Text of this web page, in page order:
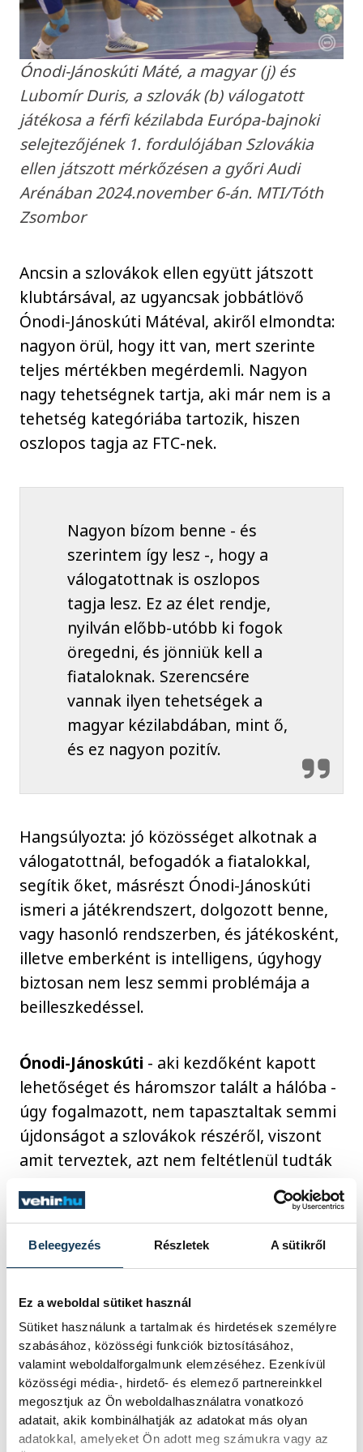
Beleegyezés Részletek A sütikről
Ez a weboldal sütiket használ
Sütiket használunk a tartalmak és hirdetések személyre
szabásához, közösségi funkciók biztosításához,
valamint weboldalforgalmunk elemzéséhez. Ezenkívül
közösségi média-, hirdető- és elemező partnereinkkel
megosztjuk az Ön weboldalhasználatra vonatkozó
adatait, akik kombinálhatják az adatokat más olyan
adatokkal, amelyeket Ön adott meg számukra vagy az
Ónodi-Jánoskúti Máté, a magyar (j) és
Lubomír Duris, a szlovák (b) válogatott
játékosa a férfi kézilabda Európa-bajnoki
selejtezőjének 1. fordulójában Szlovákia
ellen játszott mérkőzésen a győri Audi
Arénában 2024.november 6-án. MTI/Tóth
Zsombor
Ancsin a szlovákok ellen együtt játszott
klubtársával, az ugyancsak jobbátlövő
Ónodi-Jánoskúti Mátéval, akiről elmondta:
nagyon örül, hogy itt van, mert szerinte
teljes mértékben megérdemli. Nagyon
nagy tehetségnek tartja, aki már nem is a
tehetség kategóriába tartozik, hiszen
oszlopos tagja az FTC-nek.
Nagyon bízom benne - és
szerintem így lesz -, hogy a
válogatottnak is oszlopos
tagja lesz. Ez az élet rendje,
nyilván előbb-utóbb ki fogok
öregedni, és jönniük kell a
fiataloknak. Szerencsére
vannak ilyen tehetségek a
magyar kézilabdában, mint ő,
és ez nagyon pozitív.
Hangsúlyozta: jó közösséget alkotnak a
válogatottnál, befogadók a fiatalokkal,
segítik őket, másrészt Ónodi-Jánoskúti
ismeri a játékrendszert, dolgozott benne,
vagy hasonló rendszerben, és játékosként,
illetve emberként is intelligens, úgyhogy
biztosan nem lesz semmi problémája a
beilleszkedéssel.
Ónodi-Jánoskúti - aki kezdőként kapott
lehetőséget és háromszor talált a hálóba -
úgy fogalmazott, nem tapasztaltak semmi
újdonságot a szlovákok részéről, viszont
amit terveztek, azt nem feltétlenül tudták
jól végrehajtani. A megbeszélt taktikai
elemek támadásban és védekezésben sem
Ezeket majd átnézzük,
átbeszéljük, mert ki kell
javítani. Nagyon kellemetlen
ellenfél volt a szlovák csapat,
a mi válogatottunkban pedig
sok az új játékos. Én például